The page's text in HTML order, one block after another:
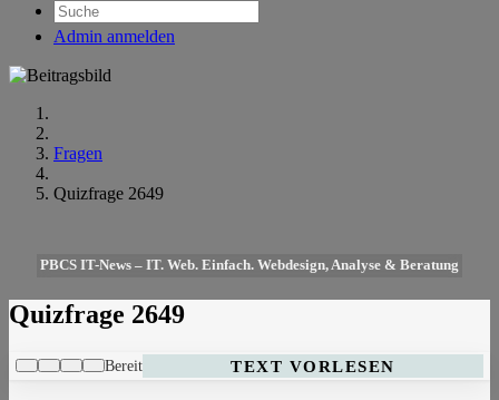
Admin anmelden
Fragen
Quizfrage 2649
PBCS IT-News – IT. Web. Einfach. Webdesign, Analyse & Beratung
Quizfrage 2649
Bereit TEXT VORLESEN